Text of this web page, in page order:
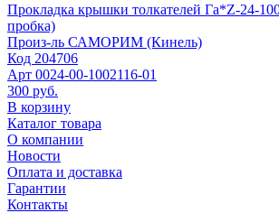
Прокладка крышки толкателей Га*Z-24-
пробка)
Произ-ль САМОРИМ (Кинель)
Код 204706
Арт 0024-00-1002116-01
300 руб.
В корзину
Каталог товара
О компании
Новости
Оплата и доставка
Гарантии
Контакты